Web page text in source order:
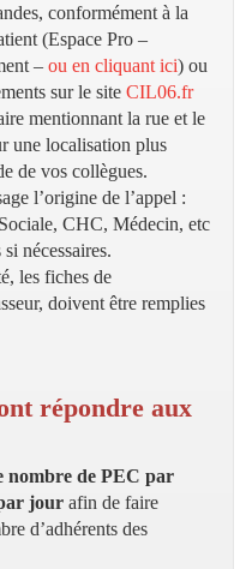
conformément à la
(Espace Pro –
– ou en cliquant ici) ou
sur le site CIL06.fr
mentionnant la rue et le
une localisation plus
de vos collègues.
l’origine de l’appel :
CHC, Médecin, etc
nécessaires.
les fiches de
doivent être remplies
répondre aux
nombre de PEC par
jour afin de faire
d’adhérents des